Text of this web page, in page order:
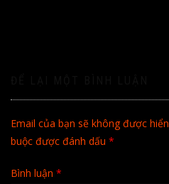
Email của bạn sẽ không được
buộc được đánh dấu *
Bình luận *